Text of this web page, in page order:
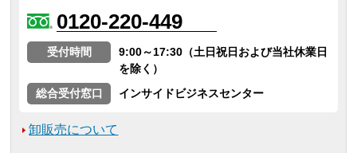
0120-220-449
受付時間
9:00～17:30（土日祝日および当社休業日
を除く）
総合受付窓口
インサイドビジネスセンター
卸販売について